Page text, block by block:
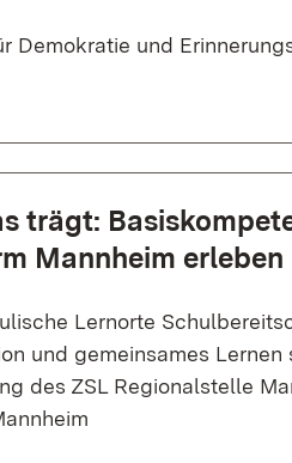
Demokratie und
trägt:
Mannheim erleben
Lernorte
und gemeinsames Lernen
des ZSL Regionalstelle